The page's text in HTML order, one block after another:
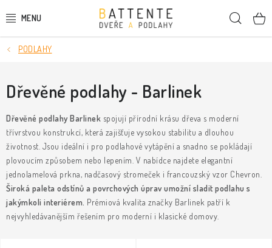
na
DVEŘE
SMRKOVÉ DVEŘE
PODLAHY
LIŠTY A DEKORAČNÍ PRVKY
NÁSTĚNNÉ PANELY
SKRYTÉ ZÁRUBNĚ
PODLAHY
Dřevěné podlahy - Barlinek
Dřevěné podlahy Barlinek spojují přírodní krásu dřeva s moderní
třívrstvou konstrukcí, která zajišťuje vysokou stabilitu a dlouhou
životnost. Jsou ideální i pro podlahové vytápění a snadno se pokládají
plovoucím způsobem nebo lepením. V nabídce najdete elegantní
jednolamelová prkna, nadčasový stromeček i francouzský vzor Chevron.
Široká paleta odstínů a povrchových úprav umožní sladit podlahu s
jakýmkoli interiérem. Prémiová kvalita značky Barlinek patří k
nejvyhledávanějším řešením pro moderní i klasické domovy.